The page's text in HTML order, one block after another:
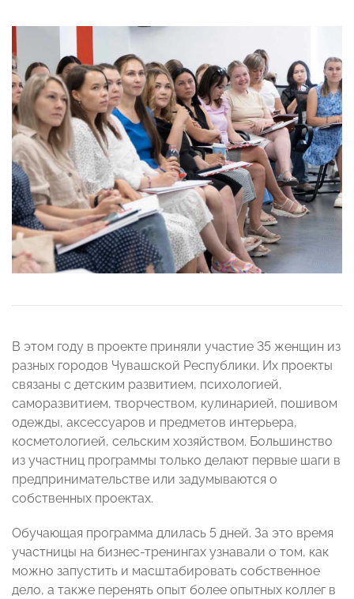
В этом году в проекте приняли участие 35 женщин из
разных городов Чувашской Республики. Их проекты
связаны с детским развитием, психологией,
саморазвитием, творчеством, кулинарией, пошивом
одежды, аксессуаров и предметов интерьера,
косметологией, сельским хозяйством. Большинство
из участниц программы только делают первые шаги в
предпринимательстве или задумываются о
собственных проектах.
Обучающая программа длилась 5 дней. За это время
участницы на бизнес-тренингах узнавали о том, как
можно запустить и масштабировать собственное
дело, а также перенять опыт более опытных коллег в